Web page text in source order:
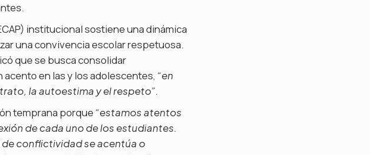
institucional sostiene una dinámica
una convivencia escolar respetuosa.
que se busca consolidar
en las y los adolescentes, “en
la autoestima y el respeto”.
temprana porque “estamos atentos
de cada uno de los estudiantes.
conflictividad se acentúa o